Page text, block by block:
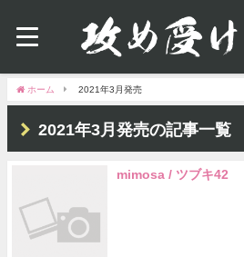
ホーム 2021年3月発売
2021年3月発売の記事一覧
mimosa / ツブキ42